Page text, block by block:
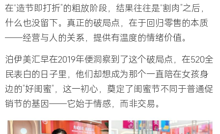
在“造节即打折”的粗放阶段，结果往往是“割肉”之后，
什么也没留下。真正的破局点，在于回归零售的本质
——经营与人的关系，提供有温度的情绪价值。
泊伊美汇早在2019年便洞察到了这个破局点，在520全
民表白的日子里，他们却想成为那个一直陪在女孩身
边的”好闺蜜”，这一初心，奠定了闺蜜节不同于普通促
销节的基因——它始于情感，而非交易。